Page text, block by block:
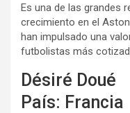
Es una de las grandes
crecimiento en el
han impulsado una
futbolistas más
Désiré Doué
País: Francia